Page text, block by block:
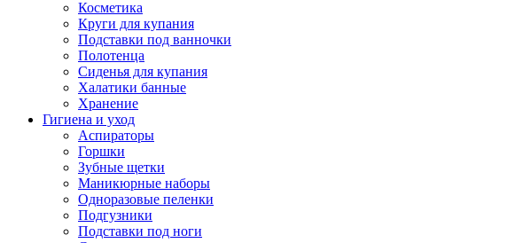
Косметика
Круги для купания
Подставки под ванночки
Полотенца
Сиденья для купания
Халатики банные
Хранение
Гигиена и уход
Аспираторы
Горшки
Зубные щетки
Маникюрные наборы
Одноразовые пеленки
Подгузники
Подставки под ноги